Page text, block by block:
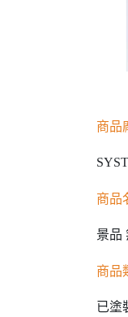
商品
商品
景品
商品
已塗